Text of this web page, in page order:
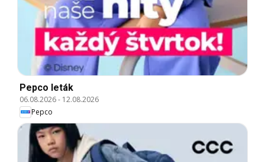
Pepco leták
06.08.2026- 12.08.2026
Pepco